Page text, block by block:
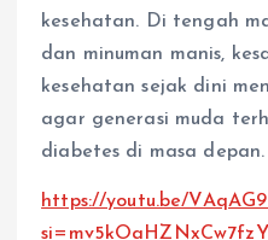
kesehatan. Di tengah
dan minuman manis,
kesehatan sejak dini
agar generasi muda
diabetes di masa depan.
https://youtu.be/
si=mv5kOaHZNxCw7fzY